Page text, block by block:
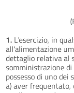
1. L'esercizio, in
all'alimentazione
dettaglio relativa al
somministrazione
possesso di uno
a) aver frequentato,